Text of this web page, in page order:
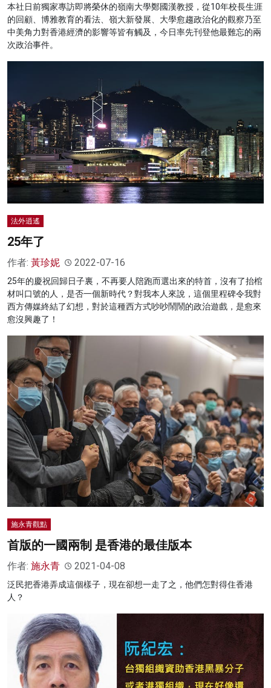
本社日前獨家專訪即將榮休的嶺南大學鄭國漢教授，從10年校長生涯
的回顧、博雅教育的看法、嶺大新發展、大學愈趨政治化的觀察乃至
中美角力對香港經濟的影響等皆有觸及，今日率先刊登他最難忘的兩
次政治事件。
法外逍遙
25年了
作者: 黃珍妮 2022-07-16
25年的慶祝回歸日子裏，不再要人陪跑而選出來的特首，沒有了抬棺
材叫口號的人，是否一個新時代？對我本人來說，這個里程碑令我對
西方傳媒終結了幻想，對於這種西方式吵吵鬧鬧的政治遊戲，是愈來
愈沒興趣了！
施永青觀點
首版的一國兩制 是香港的最佳版本
作者: 施永青 2021-04-08
泛民把香港弄成這個樣子，現在卻想一走了之，他們怎對得住香港
人？